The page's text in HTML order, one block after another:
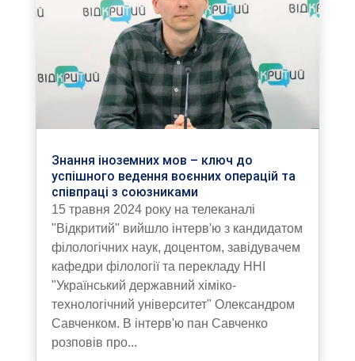
Знання іноземних мов – ключ до
успішного ведення воєнних операцій та
співпраці з союзниками
15 травня 2024 року на телеканалі
"Відкритий" вийшло інтерв'ю з кандидатом
філологічних наук, доцентом, завідувачем
кафедри філології та перекладу ННІ
"Український державний хіміко-
технологічний університет" Олександром
Савченком. В інтерв'ю пан Савченко
розповів про...